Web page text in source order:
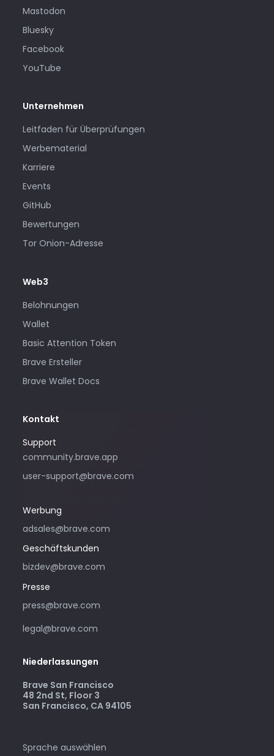
Mastodon
Bluesky
Facebook
YouTube
Unternehmen
Leitfaden für Überprüfungen
Werbematerial
Karriere
Events
GitHub
Bewertungen
Tor Onion-Adresse
Web3
Belohnungen
Wallet
Basic Attention Token
Brave Ersteller
Brave Wallet Docs
Kontakt
Support
community.brave.app
user-support@brave.com
Werbung
adsales@brave.com
Adresse nur, wenn Sie am Kauf von
Werbung bei Brave interessiert sind. Für
Unterstützung besuchen Sie bitte
Geschäftskunden
bizdev@brave.com
Presse
press@brave.com
legal@brave.com
Niederlassungen
Brave San Francisco
48 2nd St, Floor 3
San Francisco, CA 94105
Sprache auswählen